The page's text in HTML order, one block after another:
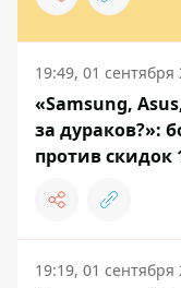
19:49, 01 сентября
«Samsung,
за дураков?»:
против скидок
19:19, 01 сентября